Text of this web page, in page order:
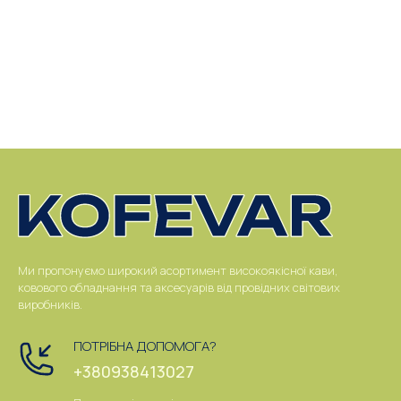
Ми пропонуємо широкий асортимент високоякісної кави,
ковового обладнання та аксесуарів від провідних світових
виробників.
ПОТРІБНА ДОПОМОГА?
+380938413027